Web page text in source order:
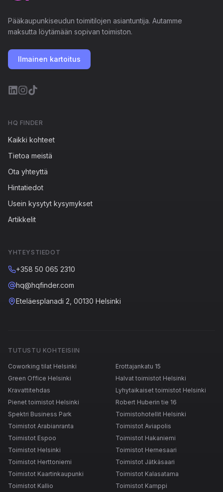
Pääkaupunkiseudun toimitilojen asiantuntija. Autamme
maksutta löytämään sopivan toimiston.
Ilmainen kartoitus
HQ FINDER
Kaikki kohteet
Tietoa meistä
Ota yhteyttä
Hintatiedot
Usein kysytyt kysymykset
Artikkelit
YHTEYSTIEDOT
+358 50 065 2310
hq@hqfinder.com
Eteläesplanadi 2, 00130 Helsinki
TUTUSTU KOHTEISIIN
Coworking tilat Helsinki
Erottajankatu 15
Green Office Helsinki
Halvat toimistot Helsinki
Kravattitehdas
Lyhytaikaiset toimistot Helsinki
Pienet toimistot Helsinki
Robert Huberin tie 16
Spektri Business Park
Toimistohotellit Helsinki
Toimistot Arabianranta
Toimistot Aviapolis
Toimistot Espoo
Toimistot Hakaniemi
Toimistot Helsinki
Toimistot Hernesaari
Toimistot Herttoniemi
Toimistot Jätkäsaari
Toimistot Kaartinkaupunki
Toimistot Kalasatama
Toimistot Kallio
Toimistot Kamppi